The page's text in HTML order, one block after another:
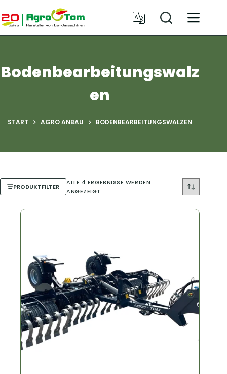
Inhalt
Bodenbearbeitungswalz
en
START AGRO ANBAU BODENBEARBEITUNGSWALZEN
PRODUKTFILTER
ALLE 4 ERGEBNISSE WERDEN
ANGEZEIGT